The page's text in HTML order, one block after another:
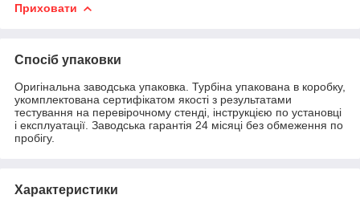
Приховати
Спосіб упаковки
Оригінальна заводська упаковка. Турбіна упакована в коробку,
укомплектована сертифікатом якості з результатами
тестування на перевірочному стенді, інструкцією по установці
і експлуатації. Заводська гарантія 24 місяці без обмеження по
пробігу.
Характеристики